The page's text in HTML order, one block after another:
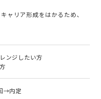
ャリア形成をはかるため、
ンジしたい方
→内定